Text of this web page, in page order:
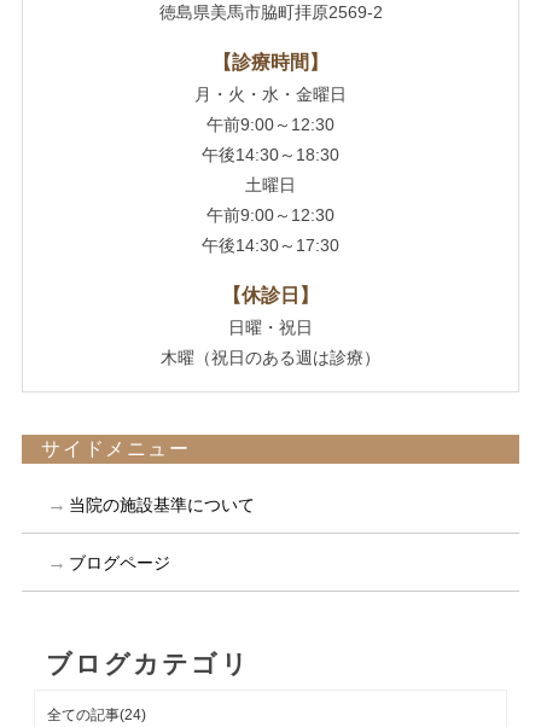
徳島県美馬市脇町拝原2569-2
【診療時間】
月・火・水・金曜日
午前9:00～12:30
午後14:30～18:30
土曜日
午前9:00～12:30
午後14:30～17:30
【休診日】
日曜・祝日
木曜（祝日のある週は診療）
サイドメニュー
当院の施設基準について
ブログページ
ブログカテゴリ
全ての記事(24)